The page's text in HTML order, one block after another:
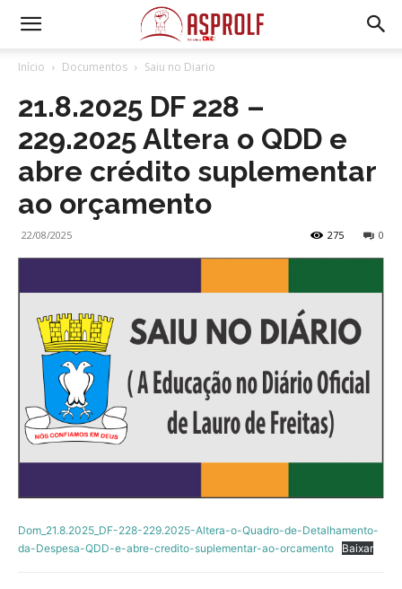
Início Documentos Saiu no Diario
21.8.2025 DF 228 –
229.2025 Altera o QDD e
abre crédito suplementar
ao orçamento
22/08/2025 0
275
Dom_21.8.2025_DF-228-229.2025-Altera-o-Quadro-de-Detalhamento-
da-Despesa-QDD-e-abre-credito-suplementar-ao-orcamento
Baixar